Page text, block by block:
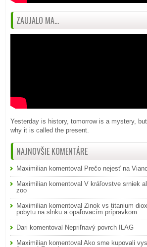
ZAUJALO MA...
Yesterday is history, tomorrow is a mystery,
why it is called the present.
NAJNOVŠIE KOMENTÁRE
Maximilian komentoval Prečo nejesť na
Maximilian komentoval V kráľovstve srniek
zoo
Maximilian komentoval Zinok vs titanium
pobytu na slnku a opaľovacím prípravkom
Dari komentoval Nepriľnavý povrch ILAG
Maximilian komentoval Ako sme kupovali